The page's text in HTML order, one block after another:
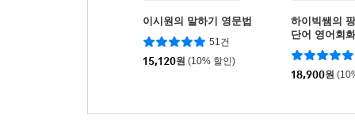
이시원의 말하기 영문법
51건
15,120원 (10% 할인)
하이빅쌤의
단어 영어회화
18,900원